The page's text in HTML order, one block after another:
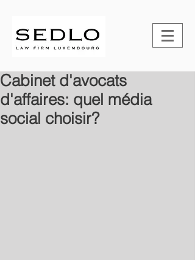
Cabinet d'avocats
d'affaires: quel média
social choisir?